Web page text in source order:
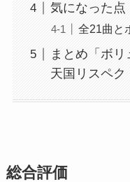
気になった点
全21曲と
まとめ「ボ
天国リスペク
総合評価